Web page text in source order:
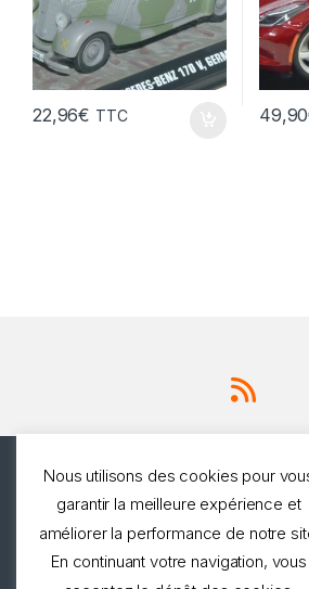
22,96€ TTC 49,90
Nous utilisons des cookies pour
garantir la meilleure expérience et
améliorer la performance de notre
En continuant votre navigation, vous